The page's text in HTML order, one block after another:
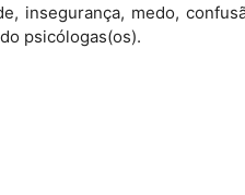
insegurança, medo,
psicólogas(os).